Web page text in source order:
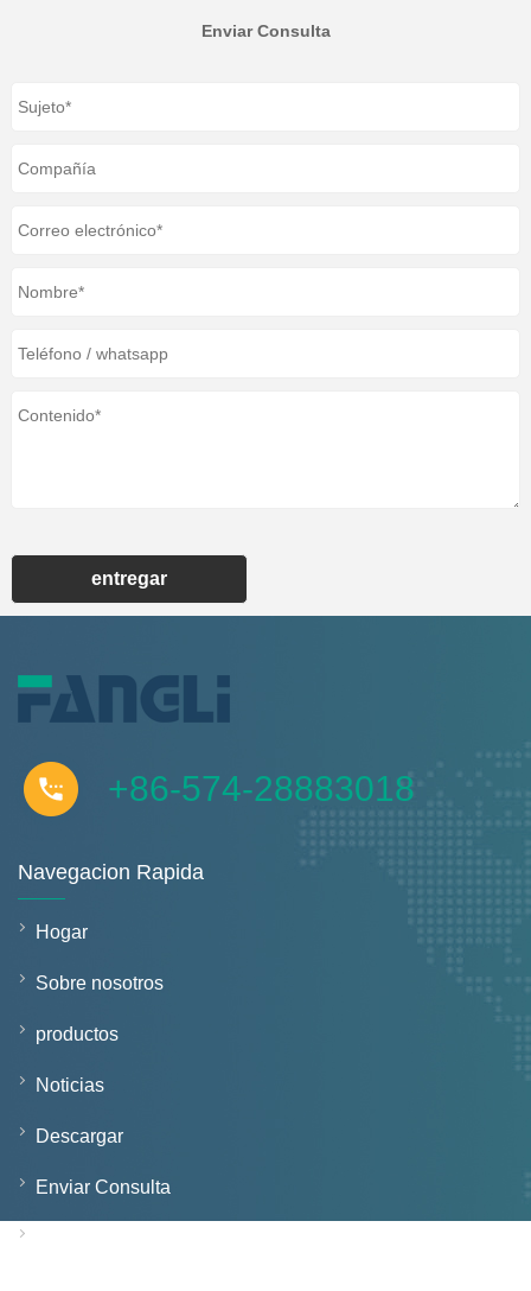
Enviar Consulta
entregar
+86-574-28883018
Navegacion Rapida
Hogar
Sobre nosotros
productos
Noticias
Descargar
Enviar Consulta